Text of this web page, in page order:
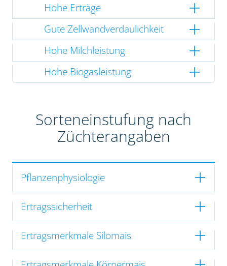
Hohe Erträge
Gute Zellwandverdaulichkeit
Hohe Milchleistung
Hohe Biogasleistung
Sorteneinstufung nach
Züchterangaben
Pflanzenphysiologie
Ertragssicherheit
Ertragsmerkmale Silomais